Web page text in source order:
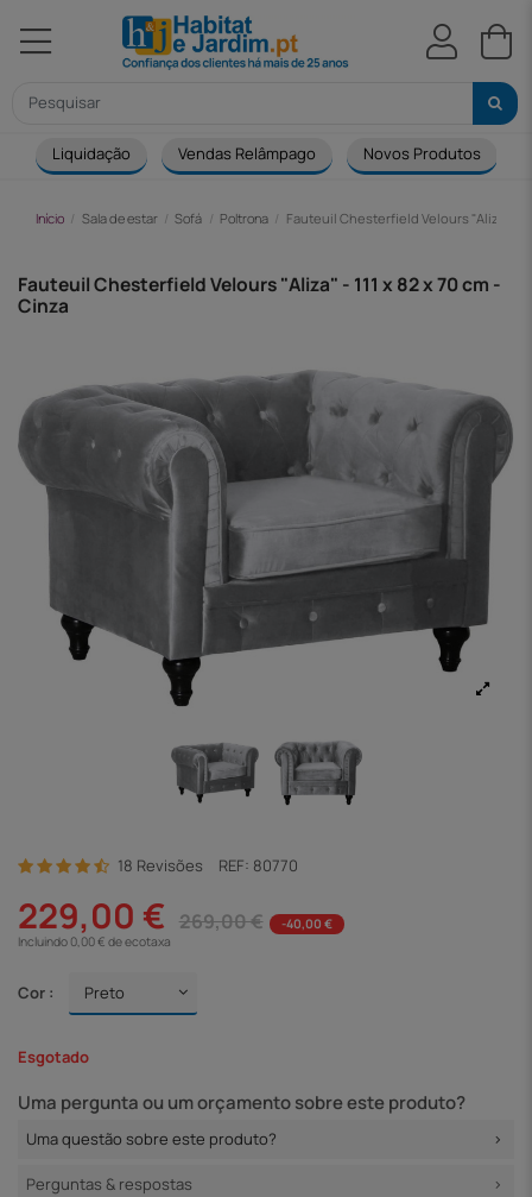
Liquidação Vendas Relâmpago Novos Produtos
Início Sala de estar Sofá Poltrona Fauteuil Chesterfield Velours "Aliza" -
Fauteuil Chesterfield Velours "Aliza" - 111 x 82 x 70 cm -
Cinza
18 Revisões REF: 80770
229,00 € 269,00 €
-40,00 €
Incluindo 0,00 € de ecotaxa
Cor :
Esgotado
Uma pergunta ou um orçamento sobre este produto?
Uma questão sobre este produto?
Perguntas & respostas